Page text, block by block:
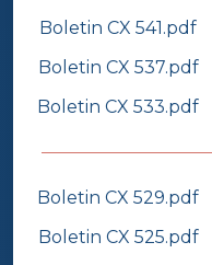
Boletin CX 541.pdf
Boletin CX 537.pdf
Boletin CX 533.pdf
Boletin CX 529.pdf
Boletin CX 525.pdf